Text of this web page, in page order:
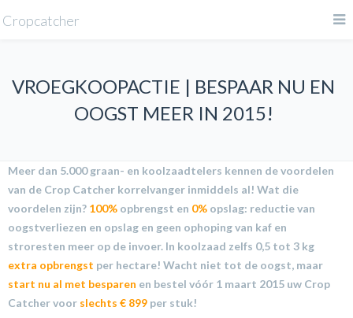
VROEGKOOPACTIE | BESPAAR NU EN
OOGST MEER IN 2015!
Meer dan 5.000 graan- en koolzaadtelers kennen de voordelen
van de Crop Catcher korrelvanger inmiddels al! Wat die
voordelen zijn? 100% opbrengst en 0% opslag: reductie van
oogstverliezen en opslag en geen ophoping van kaf en
stroresten meer op de invoer. In koolzaad zelfs 0,5 tot 3 kg
extra opbrengst per hectare! Wacht niet tot de oogst, maar
start nu al met besparen en bestel vóór 1 maart 2015 uw Crop
Catcher voor slechts € 899 per stuk!
Cropcatcher